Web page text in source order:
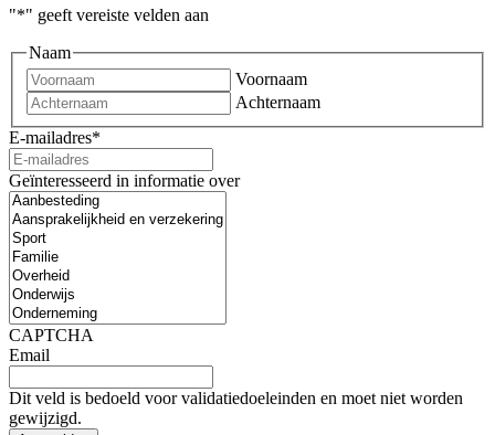
"*" geeft vereiste velden aan
Naam
Voornaam
Achternaam
E-mailadres*
Geïnteresseerd in informatie over
CAPTCHA
Email
Dit veld is bedoeld voor validatiedoeleinden en moet niet worden
gewijzigd.